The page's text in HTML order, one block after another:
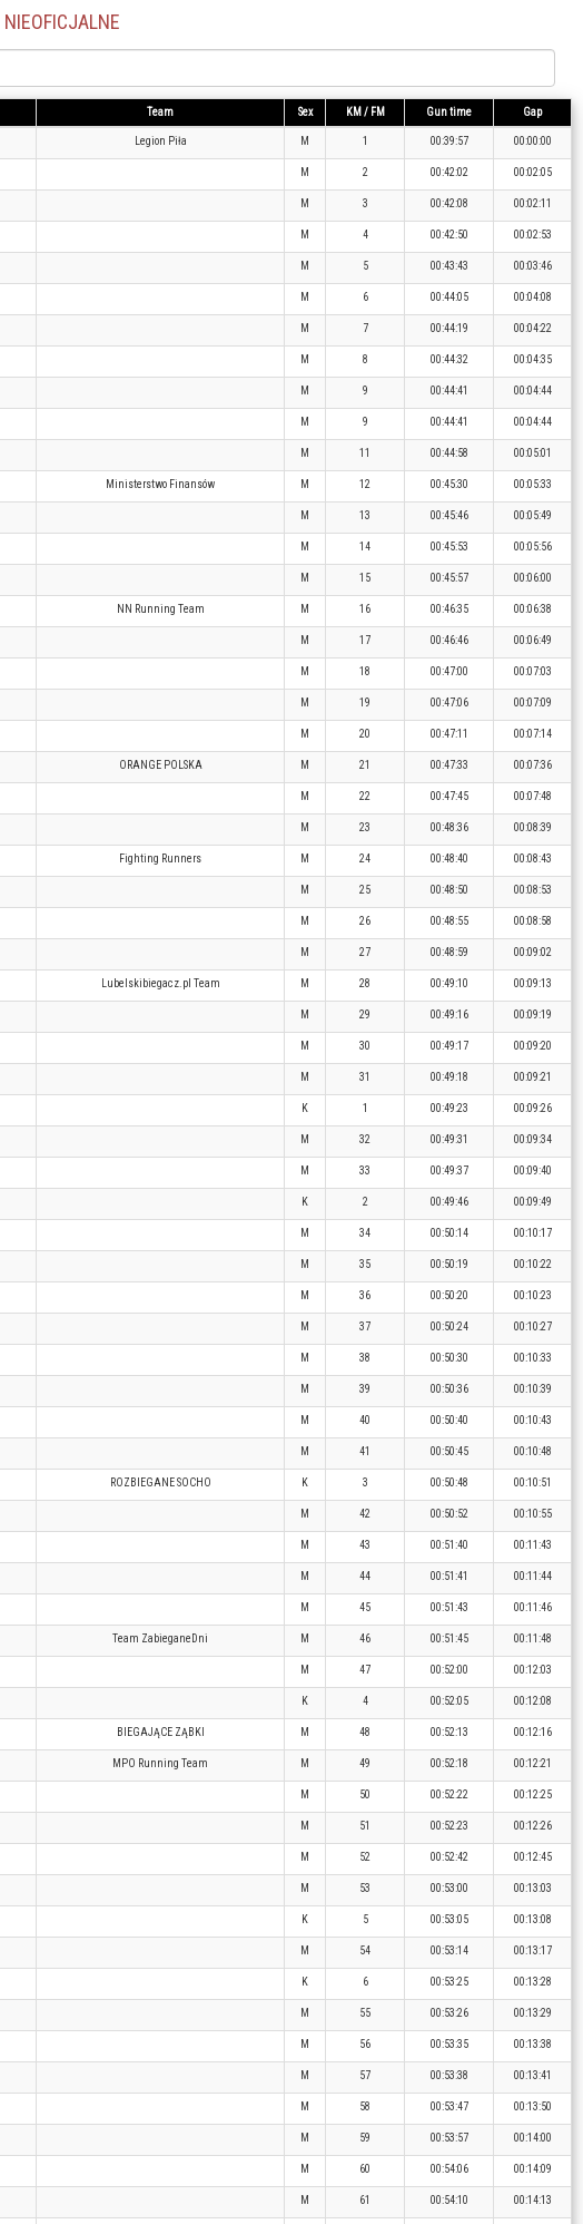
NIEOFICJALNE
Team Sex KM / FM Gun time Gap
Legion Piła M 1 00:39:57 00:00:00
M 2 00:42:02 00:02:05
M 3 00:42:08 00:02:11
M 4 00:42:50 00:02:53
M 5 00:43:43 00:03:46
M 6 00:44:05 00:04:08
M 7 00:44:19 00:04:22
M 8 00:44:32 00:04:35
M 9 00:44:41 00:04:44
M 9 00:44:41 00:04:44
M 11 00:44:58 00:05:01
Ministerstwo Finansów M 12 00:45:30 00:05:33
M 13 00:45:46 00:05:49
M 14 00:45:53 00:05:56
M 15 00:45:57 00:06:00
NN Running Team M 16 00:46:35 00:06:38
M 17 00:46:46 00:06:49
M 18 00:47:00 00:07:03
M 19 00:47:06 00:07:09
M 20 00:47:11 00:07:14
ORANGE POLSKA M 21 00:47:33 00:07:36
M 22 00:47:45 00:07:48
M 23 00:48:36 00:08:39
Fighting Runners M 24 00:48:40 00:08:43
M 25 00:48:50 00:08:53
M 26 00:48:55 00:08:58
M 27 00:48:59 00:09:02
Lubelskibiegacz.pl Team M 28 00:49:10 00:09:13
M 29 00:49:16 00:09:19
M 30 00:49:17 00:09:20
M 31 00:49:18 00:09:21
K 1 00:49:23 00:09:26
M 32 00:49:31 00:09:34
M 33 00:49:37 00:09:40
K 2 00:49:46 00:09:49
M 34 00:50:14 00:10:17
M 35 00:50:19 00:10:22
M 36 00:50:20 00:10:23
M 37 00:50:24 00:10:27
M 38 00:50:30 00:10:33
M 39 00:50:36 00:10:39
M 40 00:50:40 00:10:43
M 41 00:50:45 00:10:48
ROZBIEGANE SOCHO K 3 00:50:48 00:10:51
M 42 00:50:52 00:10:55
M 43 00:51:40 00:11:43
M 44 00:51:41 00:11:44
M 45 00:51:43 00:11:46
Team ZabieganeDni M 46 00:51:45 00:11:48
M 47 00:52:00 00:12:03
K 4 00:52:05 00:12:08
BIEGAJĄCE ZĄBKI M 48 00:52:13 00:12:16
MPO Running Team M 49 00:52:18 00:12:21
M 50 00:52:22 00:12:25
M 51 00:52:23 00:12:26
M 52 00:52:42 00:12:45
M 53 00:53:00 00:13:03
K 5 00:53:05 00:13:08
M 54 00:53:14 00:13:17
K 6 00:53:25 00:13:28
M 55 00:53:26 00:13:29
M 56 00:53:35 00:13:38
M 57 00:53:38 00:13:41
M 58 00:53:47 00:13:50
M 59 00:53:57 00:14:00
M 60 00:54:06 00:14:09
M 61 00:54:10 00:14:13